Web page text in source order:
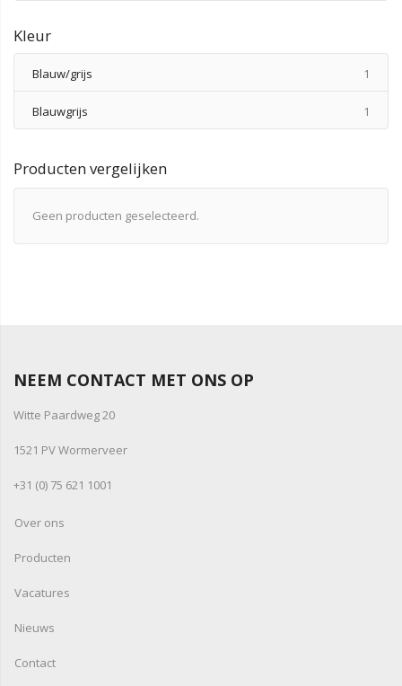
Kleur
Blauw/grijs 1
Blauwgrijs 1
Producten vergelijken
Geen producten geselecteerd.
NEEM CONTACT MET ONS OP
Witte Paardweg 20
1521 PV Wormerveer
+31 (0) 75 621 1001
Over ons
Producten
Vacatures
Nieuws
Contact